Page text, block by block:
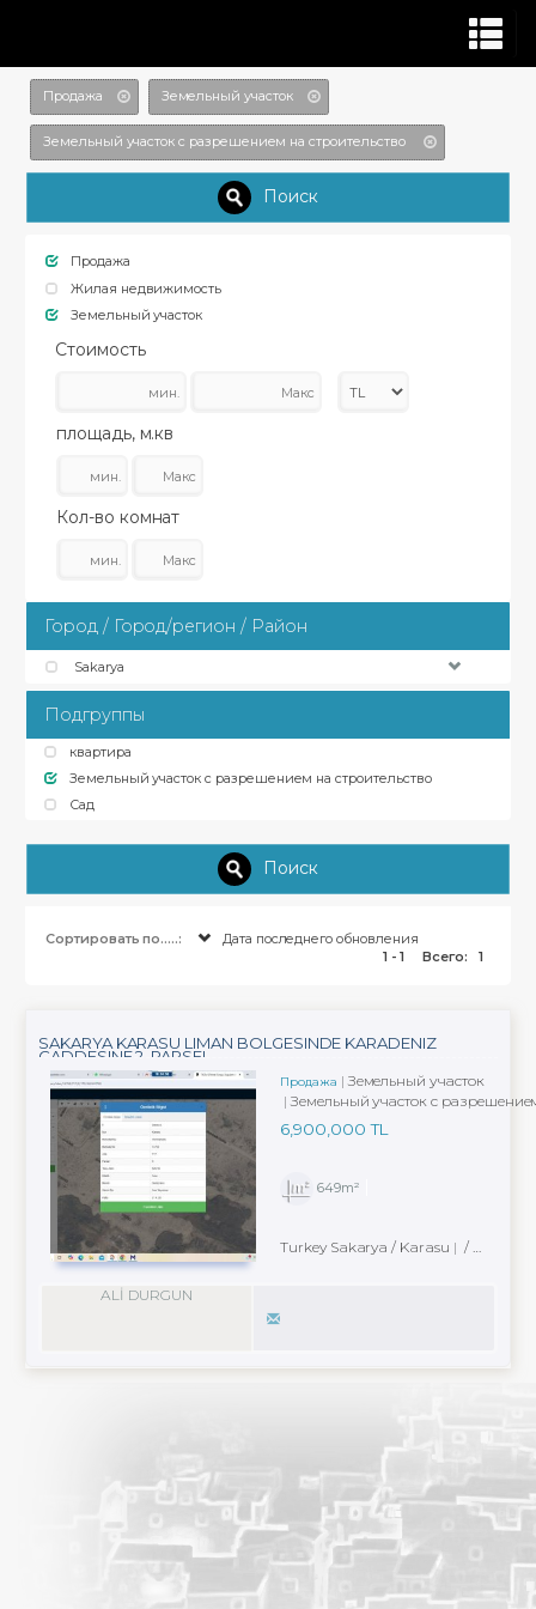
Продажа Земельный участок
Земельный участок с разрешением на строительство
Поиск
Продажа
Жилая недвижимость
Земельный участок
Стоимость
площадь, м.кв
Кол-во комнат
Город / Город/регион / Район
Sakarya
Подгруппы
квартира
Земельный участок с разрешением на строительство
Сад
Поиск
Сортировать по.....:
Дата последнего обновления
1 - 1
Всего: 1
SAKARYA KARASU LIMAN BÖLGESINDE KARADENIZ
CADDESINE 2. PARSEL
Продажа
Земельный участок
Земельный участок с
6,900,000 TL
649m²
Turkey Sakarya / Karasu / Yeni Mah.
ALİ DURGUN